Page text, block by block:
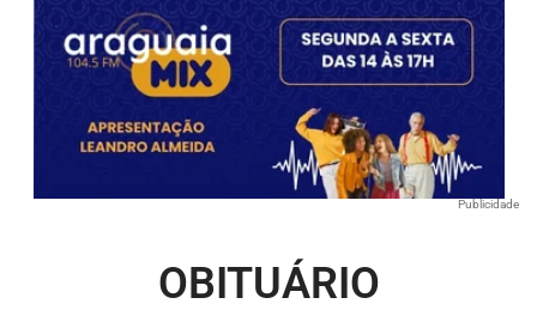
Publicidade
OBITUÁRIO